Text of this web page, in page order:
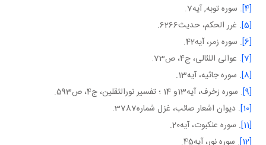
[4] . سوره توبه, آيه7.
[5] . غرر الحکم، حديث6266.
[6] . سوره زمر، آيه42.
[7] . عوالی اللئالی، ج4، ص73.
[8] . سوره جاثيه، آيه13.
[9] . سوره زخرف، آيه13و 14 ؛ تفسير نورالثقلين، ج4، ص593.
[10]
. ديوان اشعار صائب، غزل شماره3787.
[11]
. سوره عنکبوت، آيه20.
[12]
. سوره نور، آيه45.